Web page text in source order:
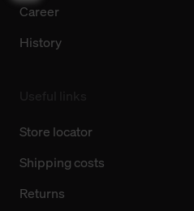
Career
History
Store locator
Shipping costs
Returns